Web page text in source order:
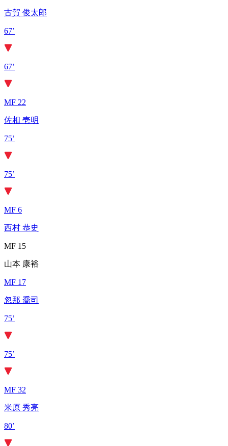
古賀 俊太郎
67’
67’
MF 22
佐相 壱明
75’
75’
MF 6
西村 恭史
MF 15
山本 康裕
MF 17
忽那 喬司
75’
75’
MF 32
米原 秀亮
80’